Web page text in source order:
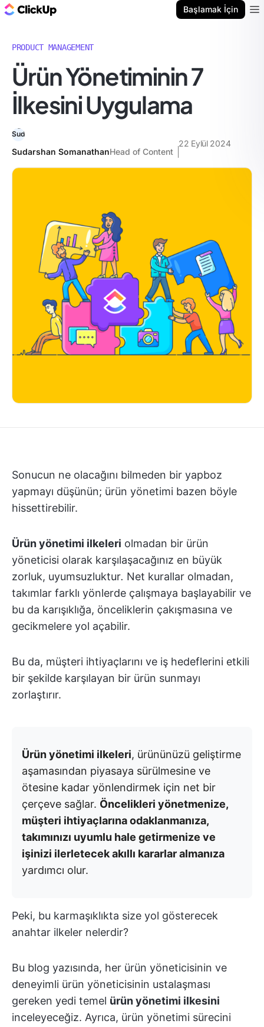
Başlamak İçin
PRODUCT MANAGEMENT
Ürün Yönetiminin 7
İlkesini Uygulama
Sudarshan SomanathanHead of Content
22 Eylül 2024
Sonucun ne olacağını bilmeden bir yapboz
yapmayı düşünün; ürün yönetimi bazen böyle
hissettirebilir.
Ürün yönetimi ilkeleri olmadan bir ürün
yöneticisi olarak karşılaşacağınız en büyük
zorluk, uyumsuzluktur. Net kurallar olmadan,
takımlar farklı yönlerde çalışmaya başlayabilir ve
bu da karışıklığa, önceliklerin çakışmasına ve
gecikmelere yol açabilir.
Bu da, müşteri ihtiyaçlarını ve iş hedeflerini etkili
bir şekilde karşılayan bir ürün sunmayı
zorlaştırır.
Ürün yönetimi ilkeleri, ürününüzü geliştirme
aşamasından piyasaya sürülmesine ve
ötesine kadar yönlendirmek için net bir
çerçeve sağlar. Öncelikleri yönetmenize,
müşteri ihtiyaçlarına odaklanmanıza,
takımınızı uyumlu hale getirmenize ve
işinizi ilerletecek akıllı kararlar almanıza
yardımcı olur.
Peki, bu karmaşıklıkta size yol gösterecek
anahtar ilkeler nelerdir?
Bu blog yazısında, her ürün yöneticisinin ve
deneyimli ürün yöneticisinin ustalaşması
gereken yedi temel ürün yönetimi ilkesini
inceleyeceğiz. Ayrıca, ürün yönetimi sürecini